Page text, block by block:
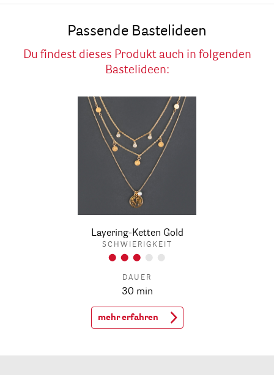
Passende Bastelideen
Du findest dieses Produkt auch in folgenden
Bastelideen:
Layering-Ketten Gold
SCHWIERIGKEIT
DAUER
30 min
mehr erfahren